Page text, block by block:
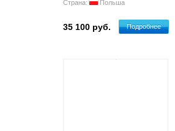
Страна:
Польша
35 100 руб. Подробнее